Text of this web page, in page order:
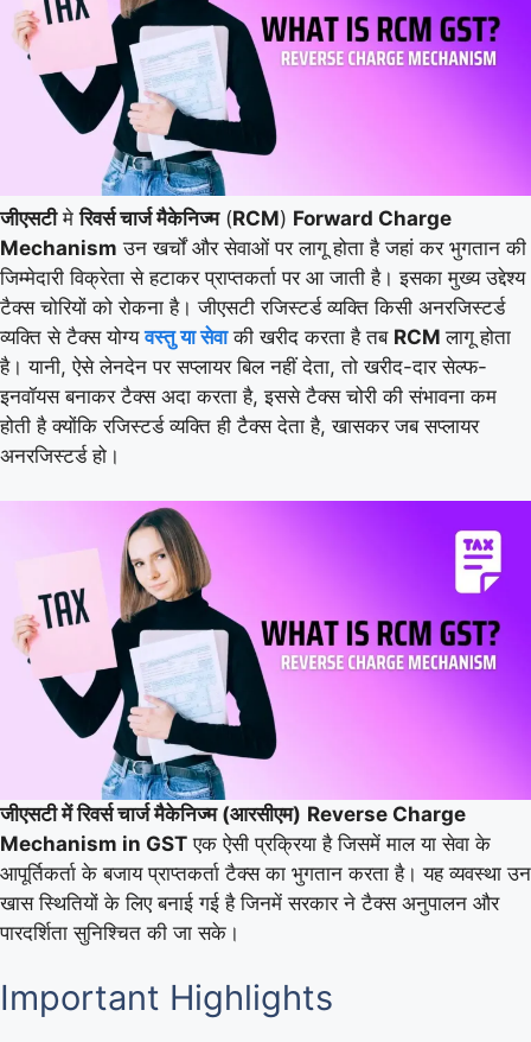
जीएसटीमेरिवर्स चार्ज मैकेनिज्म(RCM) Forward Charge
Mechanism उन खर्चों और सेवाओं पर लागू होता है जहां कर भुगतान की
जिम्मेदारी विक्रेता से हटाकर प्राप्तकर्ता पर आ जाती है। इसका मुख्य उद्देश्य
टैक्स चोरियों को रोकना है। जीएसटी रजिस्टर्ड व्यक्ति किसी अनरजिस्टर्ड
व्यक्ति से टैक्स योग्यवस्तु या सेवाकी खरीद करता है तब RCMलागू होता
है। यानी, ऐसे लेनदेन पर सप्लायर बिल नहीं देता, तो खरीद-दार सेल्फ-
इनवॉयस बनाकर टैक्स अदा करता है, इससे टैक्स चोरी की संभावना कम
होती है क्योंकि रजिस्टर्ड व्यक्ति ही टैक्स देता है, खासकर जब सप्लायर
अनरजिस्टर्ड हो।
जीएसटी में रिवर्स चार्ज मैकेनिज्म (आरसीएम) Reverse Charge
Mechanism in GST एक ऐसी प्रक्रिया है जिसमें माल या सेवा के
आपूर्तिकर्ता के बजाय प्राप्तकर्ता टैक्स का भुगतान करता है। यह व्यवस्था उन
खास स्थितियों के लिए बनाई गई है जिनमें सरकार ने टैक्स अनुपालन और
पारदर्शिता सुनिश्चित की जा सके।
Important Highlights